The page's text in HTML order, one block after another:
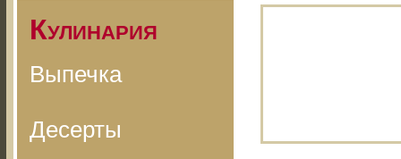
Кулинария
Выпечка
Десерты